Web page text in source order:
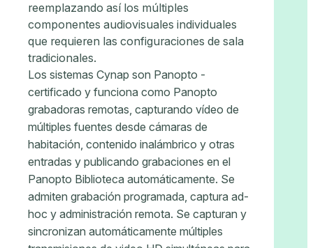
reemplazando así los múltiples
componentes audiovisuales individuales
que requieren las configuraciones de sala
tradicionales.
Los sistemas Cynap son Panopto -
certificado y funciona como Panopto
grabadoras remotas, capturando vídeo de
múltiples fuentes desde cámaras de
habitación, contenido inalámbrico y otras
entradas y publicando grabaciones en el
Panopto Biblioteca automáticamente. Se
admiten grabación programada, captura ad-
hoc y administración remota. Se capturan y
sincronizan automáticamente múltiples